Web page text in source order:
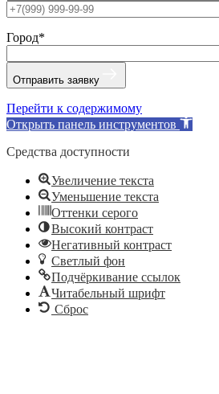
Город*
Отправить заявку
Перейти к содержимому
Открыть панель инструментов
Средства доступности
Увеличение текста
Уменьшение текста
Оттенки серого
Высокий контраст
Негативный контраст
Светлый фон
Подчёркивание ссылок
Читабельный шрифт
Сброс